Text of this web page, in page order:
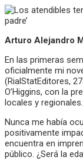
Arturo Alejandro
En las primeras
oficialmente mi
(RialStatEditores,
O’Higgins, con la
locales y regionales.
Nunca me había
positivamente
encuentra en
público. ¿Será la